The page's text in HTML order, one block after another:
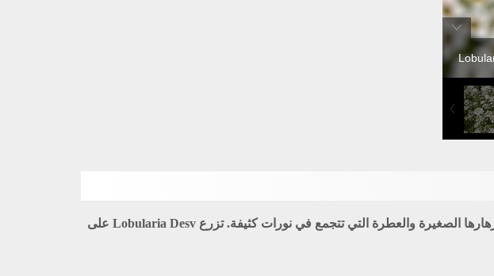
Lobularia Desv هو جنس نباتي ينتمي إلى الفصيلة الصليبية (Brassicaceae). تشتهر هذه النباتات بأزهارها الصغيرة والعطرة التي تتجمع في نورات كثيفة. تزرع Lobularia Desv على